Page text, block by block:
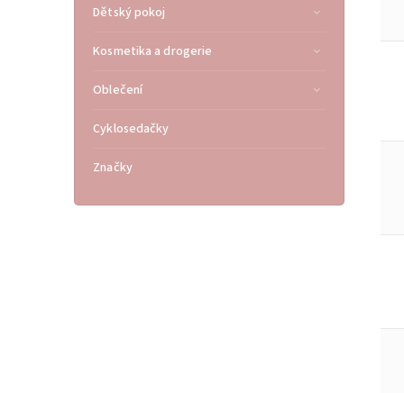
Dětský pokoj
Kosmetika a drogerie
Oblečení
Cyklosedačky
Značky